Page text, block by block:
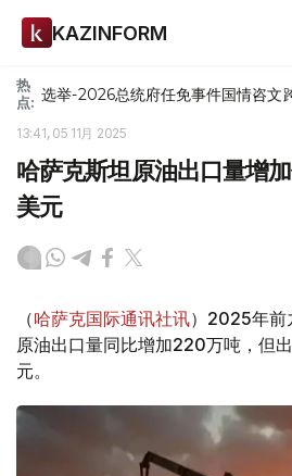
KAZINFORM
热
点: 选举-2026总统府任免事件国情咨文
13:41, 05 11月 2025
哈萨克斯坦原油出口量增
美元
（哈萨克国际通讯社讯）2025年前
原油出口量同比增加220万吨，但
元。